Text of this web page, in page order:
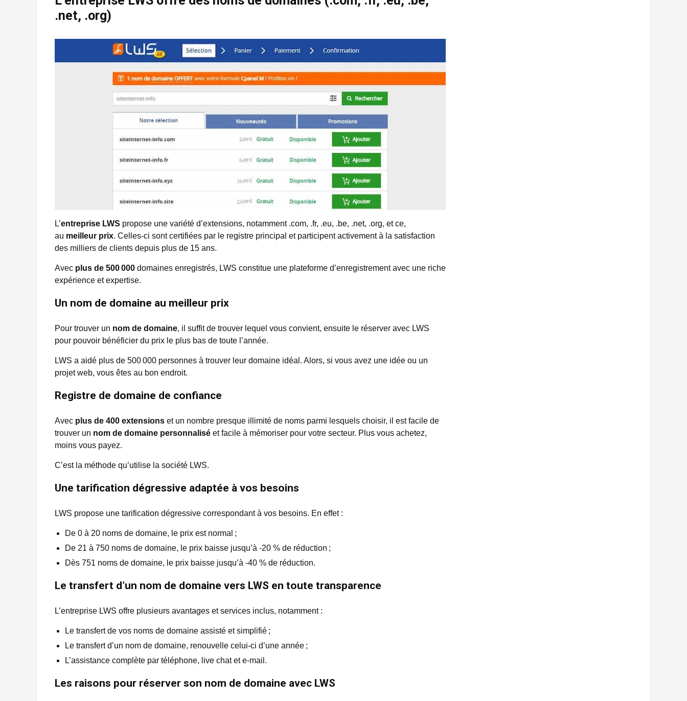
.net, .org)
L’entreprise LWS propose une variété d’extensions, notamment .com, .fr, .eu, .be, .net, .org, et ce,
au meilleur prix. Celles-ci sont certifiées par le registre principal et participent activement à la satisfaction
des milliers de clients depuis plus de 15 ans.
Avec plus de 500 000 domaines enregistrés, LWS constitue une plateforme d’enregistrement avec une riche
expérience et expertise.
Un nom de domaine au meilleur prix
Pour trouver un nom de domaine, il suffit de trouver lequel vous convient, ensuite le réserver avec LWS
pour pouvoir bénéficier du prix le plus bas de toute l’année.
LWS a aidé plus de 500 000 personnes à trouver leur domaine idéal. Alors, si vous avez une idée ou un
projet web, vous êtes au bon endroit.
Registre de domaine de confiance
Avec plus de 400 extensions et un nombre presque illimité de noms parmi lesquels choisir, il est facile de
trouver un nom de domaine personnalisé et facile à mémoriser pour votre secteur. Plus vous achetez,
moins vous payez.
C’est la méthode qu’utilise la société LWS.
Une tarification dégressive adaptée à vos besoins
LWS propose une tarification dégressive correspondant à vos besoins. En effet :
De 0 à 20 noms de domaine, le prix est normal ;
De 21 à 750 noms de domaine, le prix baisse jusqu’à -20 % de réduction ;
Dès 751 noms de domaine, le prix baisse jusqu’à -40 % de réduction.
Le transfert d’un nom de domaine vers LWS en toute transparence
L’entreprise LWS offre plusieurs avantages et services inclus, notamment :
Le transfert de vos noms de domaine assisté et simplifié ;
Le transfert d’un nom de domaine, renouvelle celui-ci d’une année ;
L’assistance complète par téléphone, live chat et e-mail.
Les raisons pour réserver son nom de domaine avec LWS